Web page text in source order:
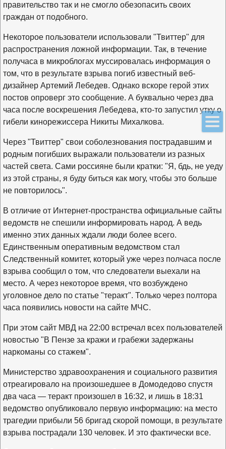
правительство так и не смогло обезопасить своих
граждан от подобного.
Некоторое пользователи использовали "Твиттер" для
распространения ложной информации. Так, в течение
получаса в микроблогах муссировалась информация о
том, что в результате взрыва погиб известный веб-
дизайнер Артемий Лебедев. Однако вскоре герой этих
постов опроверг это сообщение. А буквально через два
часа после воскрешения Лебедева, кто-то запустил утку о
гибели кинорежиссера Никиты Михалкова.
Через "Твиттер" свои соболезнования пострадавшим и
родным погибших выражали пользователи из разных
частей света. Сами россияне были кратки: "Я, бдь, не уеду
из этой страны, я буду биться как могу, чтобы это больше
не повторилось".
В отличие от Интернет-пространства официальные сайты
ведомств не спешили информировать народ. А ведь
именно этих данных ждали люди более всего.
Единственным оперативным ведомством стал
Следственный комитет, который уже через полчаса после
взрыва сообщил о том, что следователи выехали на
место. А через некоторое время, что возбуждено
уголовное дело по статье "теракт". Только через полтора
часа появились новости на сайте МЧС.
При этом сайт МВД на 22:00 встречал всех пользователей
новостью "В Пензе за кражи и грабежи задержаны
наркоманы со стажем".
Министерство здравоохранения и социального развития
отреагировало на произошедшее в Домодедово спустя
два часа — теракт произошел в 16:32, и лишь в 18:31
ведомство опубликовало первую информацию: на место
трагедии прибыли 56 бригад скорой помощи, в результате
взрыва пострадали 130 человек. И это фактически все.